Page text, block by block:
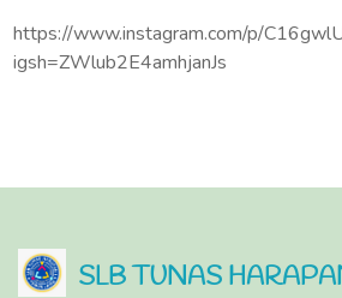
https://www.instagram.com/p/
igsh=ZWlub2E4amhjanJs
SLB TUNAS